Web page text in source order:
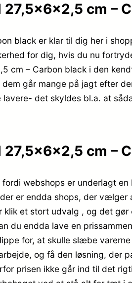
27,5x6x2,5 cm –
black er klar til dig her i
for dig, hvis du nu
cm – Carbon black i den
går mange på jagt efter
det skyldes bl.a. at
cm –
webshops er underlagt
er endda shops, der vælger
et stort udvalg , og det
du endda lave en
for, at skulle slæbe
og få den løsning, der
prisen ikke går ind til det